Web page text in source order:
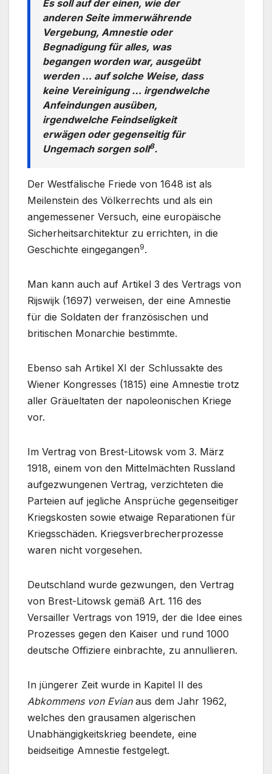
Es soll auf der einen, wie der
anderen Seite immerwährende
Vergebung, Amnestie oder
Begnadigung für alles, was
begangen worden war, ausgeübt
werden … auf solche Weise, dass
keine Vereinigung … irgendwelche
Anfeindungen ausüben,
irgendwelche Feindseligkeit
erwägen oder gegenseitig für
Ungemach sorgen soll8.
Der Westfälische Friede von 1648 ist als
Meilenstein des Völkerrechts und als ein
angemessener Versuch, eine europäische
Sicherheitsarchitektur zu errichten, in die
Geschichte eingegangen9.
Man kann auch auf Artikel 3 des Vertrags von
Rijswijk (1697) verweisen, der eine Amnestie
für die Soldaten der französischen und
britischen Monarchie bestimmte.
Ebenso sah Artikel XI der Schlussakte des
Wiener Kongresses (1815) eine Amnestie trotz
aller Gräueltaten der napoleonischen Kriege
vor.
Im Vertrag von Brest-Litowsk vom 3. März
1918, einem von den Mittelmächten Russland
aufgezwungenen Vertrag, verzichteten die
Parteien auf jegliche Ansprüche gegenseitiger
Kriegskosten sowie etwaige Reparationen für
Kriegsschäden. Kriegsverbrecherprozesse
waren nicht vorgesehen.
Deutschland wurde gezwungen, den Vertrag
von Brest-Litowsk gemäß Art. 116 des
Versailler Vertrags von 1919, der die Idee eines
Prozesses gegen den Kaiser und rund 1000
deutsche Offiziere einbrachte, zu annullieren.
In jüngerer Zeit wurde in Kapitel II des
Abkommens von Evianaus dem Jahr 1962,
welches den grausamen algerischen
Unabhängigkeitskrieg beendete, eine
beidseitige Amnestie festgelegt.